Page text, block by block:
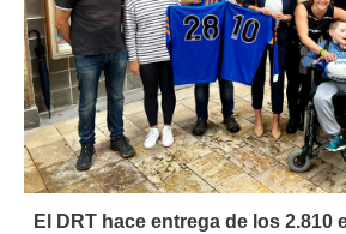
El DRT hace entrega de los 2.810